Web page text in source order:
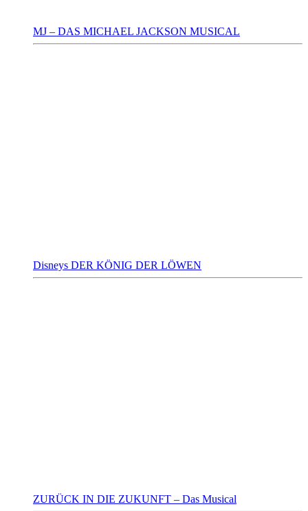
MJ – DAS MICHAEL JACKSON MUSICAL
Disneys DER KÖNIG DER LÖWEN
ZURÜCK IN DIE ZUKUNFT – Das Musical